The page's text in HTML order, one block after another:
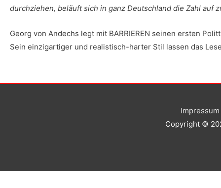
durchziehen, beläuft sich in ganz Deutschland die Zahl
Georg von Andechs legt mit BARRIEREN seinen ersten
Sein einzigartiger und realistisch-harter Stil lassen das
Impressum
Copyright ©